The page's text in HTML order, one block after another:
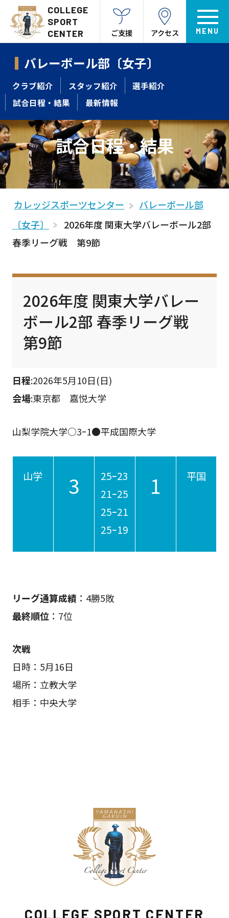
COLLEGE
SPORT
CENTER
ご支援 アクセス
バレーボール部〔女子〕
クラブ紹介 スタッフ紹介
選手紹介
試合日程・結果
最新情報
試合日程・結果
カレッジスポーツセンター
バレーボール部
〔女子〕
2026年度 関東大学バレーボール2部
春季リーグ戦 第9節
2026年度 関東大学バレー
ボール2部 春季リーグ戦
第9節
日程:2026年5月10日(日)
会場:東京都 嘉悦大学
山梨学院大学○3ｰ1●平成国際大学
山学 3
25ｰ23
21ｰ25
25ｰ21
25ｰ19
1 平国
リーグ通算成績：4勝5敗
最終順位 ：7位
次戦
日時：5月16日
場所：立教大学
相手：中央大学
COLLEGE SPORT CENTER